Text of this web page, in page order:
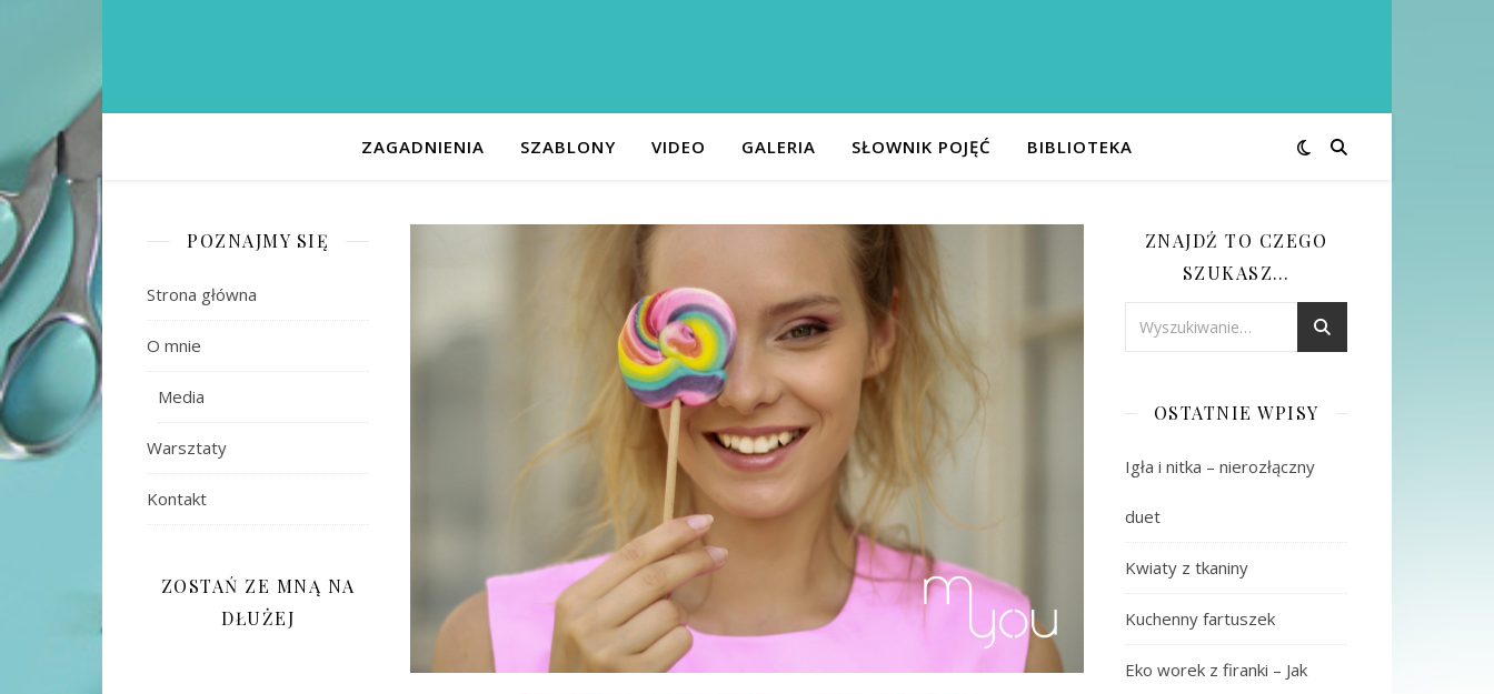
ZAGADNIENIA SZABLONY VIDEO GALERIA SŁOWNIK POJĘĆ BIBLIOTEKA
POZNAJMY SIĘ
Strona główna
O mnie
Media
Warsztaty
Kontakt
ZOSTAŃ ZE MNĄ NA
DŁUŻEJ
ZNAJDŹ TO CZEGO
SZUKASZ…
OSTATNIE WPISY
Igła i nitka – nierozłączny
duet
Kwiaty z tkaniny
Kuchenny fartuszek
Eko worek z firanki – Jak